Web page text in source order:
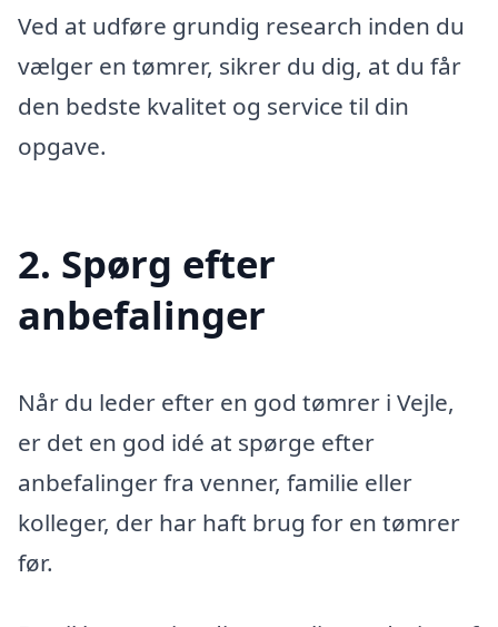
Ved at udføre grundig research inden du
vælger en tømrer, sikrer du dig, at du får
den bedste kvalitet og service til din
opgave.
2. Spørg efter
anbefalinger
Når du leder efter en god tømrer i Vejle,
er det en god idé at spørge efter
anbefalinger fra venner, familie eller
kolleger, der har haft brug for en tømrer
før.